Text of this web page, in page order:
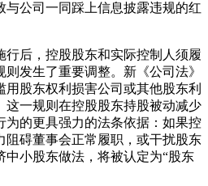
与公司一同踩上信息披露违规的红
行后，控股股东和实际控制人须履
发生了重要调整。新《公司法》
股东权利损害公司或其他股东利
这一规则在控股股东持股被动减少
为的更具强力的法条依据：如果控
阻碍董事会正常履职，或干扰股东
中小股东做法，将被认定为“股东